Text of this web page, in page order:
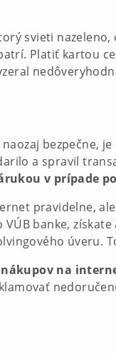
svieti
Platiť kartou
bezpečne,
a spravil
v prípade
pravidelne,
banke, získate
úveru.
na